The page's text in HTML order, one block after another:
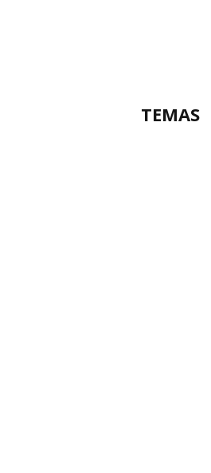
TEMAS